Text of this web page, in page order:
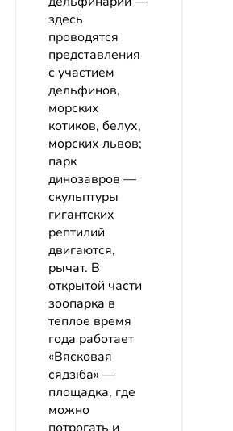
здесь
проводятся
представления
с участием
дельфинов,
морских
котиков, белух,
морских львов;
парк
динозавров —
скульптуры
гигантских
рептилий
двигаются,
рычат. В
открытой части
зоопарка в
теплое время
года работает
«Вясковая
сядзiба» —
площадка, где
можно